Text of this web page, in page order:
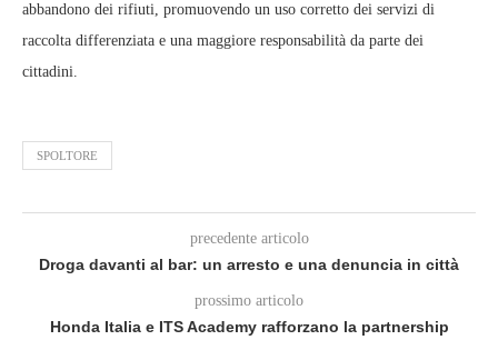
abbandono dei rifiuti, promuovendo un uso corretto dei servizi di
raccolta differenziata e una maggiore responsabilità da parte dei
cittadini.
SPOLTORE
precedente articolo
Droga davanti al bar: un arresto e una denuncia in città
prossimo articolo
Honda Italia e ITS Academy rafforzano la partnership